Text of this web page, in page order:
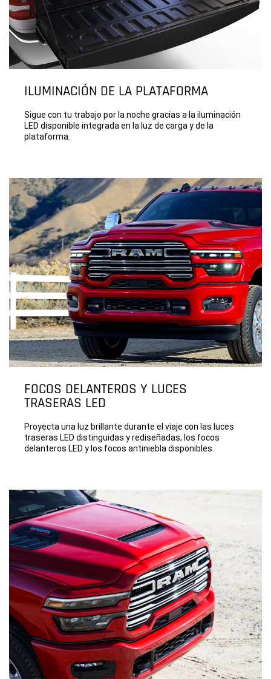
ILUMINACIÓN DE LA PLATAFORMA
Sigue con tu trabajo por la noche gracias a la iluminación
LED disponible integrada en la luz de carga y de la
plataforma.
FOCOS DELANTEROS Y LUCES
TRASERAS LED
Proyecta una luz brillante durante el viaje con las luces
traseras LED distinguidas y rediseñadas, los focos
delanteros LED y los focos antiniebla disponibles.